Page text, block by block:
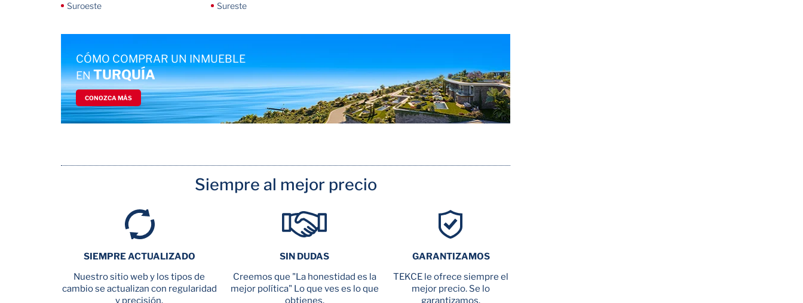
Suroeste
Sureste
CÓMO COMPRAR UN INMUEBLE
ENTURQUÍA
CONOZCA MÁS
Siempre al mejor precio
SIEMPRE ACTUALIZADO
Nuestro sitio web y los tipos de
cambio se actualizan con regularidad
y precisión.
SIN DUDAS
Creemos que "La honestidad es la
mejor política" Lo que ves es lo que
obtienes.
GARANTIZAMOS
TEKCE le ofrece siempre el
mejor precio. Se lo
garantizamos.